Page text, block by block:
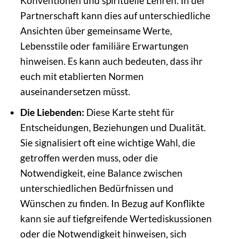
Partnerschaft kann dies auf unterschiedliche
Ansichten über gemeinsame Werte,
Lebensstile oder familiäre Erwartungen
hinweisen. Es kann auch bedeuten, dass ihr
euch mit etablierten Normen
auseinandersetzen müsst.
Die Liebenden: Diese Karte steht für
Entscheidungen, Beziehungen und Dualität.
Sie signalisiert oft eine wichtige Wahl, die
getroffen werden muss, oder die
Notwendigkeit, eine Balance zwischen
unterschiedlichen Bedürfnissen und
Wünschen zu finden. In Bezug auf Konflikte
kann sie auf tiefgreifende Wertediskussionen
oder die Notwendigkeit hinweisen, sich